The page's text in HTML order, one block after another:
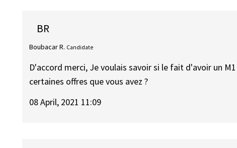
BR
Boubacar R. Candidate
D'accord merci, Je voulais savoir si le fait d'avoir un
certaines offres que vous avez ?
08 April, 2021 11:09